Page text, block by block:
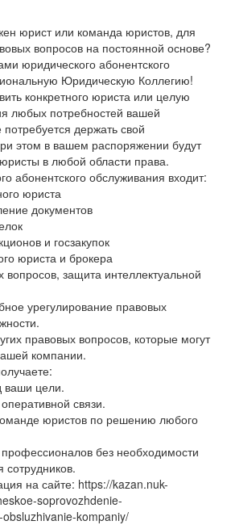
юрист или команда юристов, для
вопросов на постоянной основе?
юридического абонентского
Юридическую Коллегию!
конкретного юриста или целую
любых потребностей вашей
держать свой
этом в вашем распоряжении будут
в любой области права.
абонентского обслуживания входит:
юриста
документов
и госзакупок
юриста и брокера
защита интеллектуальной
урегулирование правовых
правовых вопросов, которые могут
компании.
ваши цели.
связи.
юристов по решению любого
без необходимости
сотрудников.
на сайте: https://kazan.nuk-
soprovozhdenie-
kompaniy/